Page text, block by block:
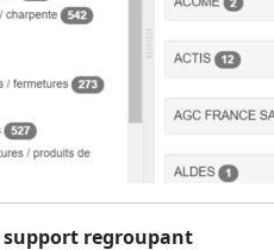
support regroupant